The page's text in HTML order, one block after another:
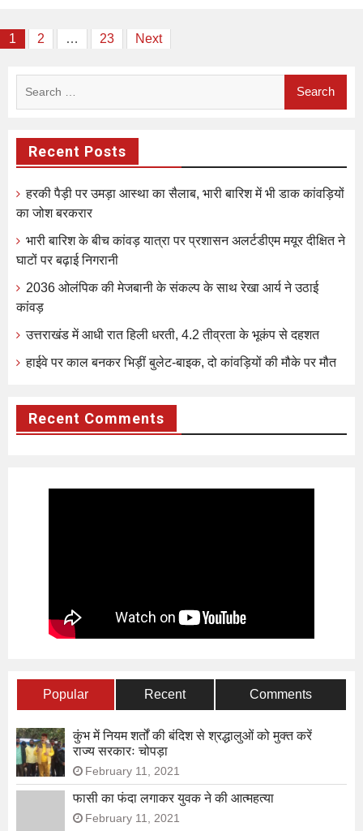
Posts
1 2 … 23 Next
Recent Posts
हरकी पैड़ी पर उमड़ा आस्था का सैलाब, भारी बारिश में भी डाक कांवड़ियों
का जोश बरकरार
भारी बारिश के बीच कांवड़ यात्रा पर प्रशासन अलर्टडीएम मयूर दीक्षित ने
घाटों पर बढ़ाई निगरानी
2036 ओलंपिक की मेजबानी के संकल्प के साथ रेखा आर्य ने उठाई
कांवड़
उत्तराखंड में आधी रात हिली धरती, 4.2 तीव्रता के भूकंप से दहशत
हाईवे पर काल बनकर भिड़ीं बुलेट-बाइक, दो कांवड़ियों की मौके पर मौत
Recent Comments
Popular Recent Comments
कुंभ में नियम शर्तों की बंदिश से श्रद्धालुओं को मुक्त करें
राज्य सरकारः चोपड़ा
February 11, 2021
फासी का फंदा लगाकर युवक ने की आत्महत्या
February 11, 2021